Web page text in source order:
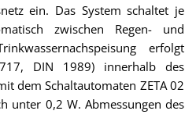
ein. Das System schaltet je
zwischen Regen- und
erfolgt
DIN 1989) innerhalb des
dem Schaltautomaten ZETA 02
unter 0,2 W. Abmessungen des